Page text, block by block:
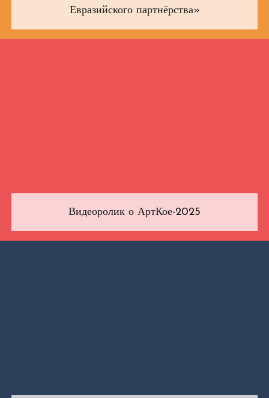
Евразийского партнёрства»
Видеоролик о АртКое-2025